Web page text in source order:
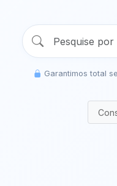
Garantimos total